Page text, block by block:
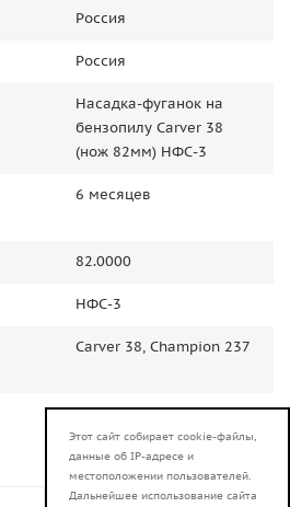
Россия
Россия
Насадка-фуганок на
бензопилу Carver 38
(нож 82мм) НФС-3
6 месяцев
82.0000
НФС-3
Carver 38, Champion 237
Этот сайт собирает cookie-файлы,
данные об IP-адресе и
местоположении пользователей.
Дальнейшее использование сайта